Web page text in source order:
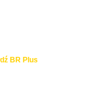
BR Plus